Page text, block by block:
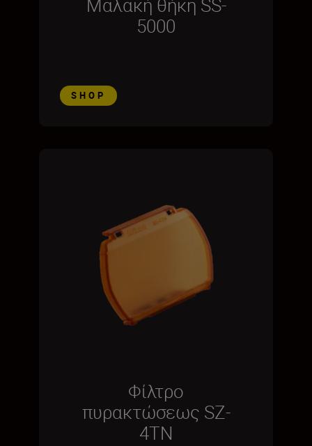
Μαλακή θήκη SS-
5000
SHOP
Φίλτρο
πυρακτώσεως SZ-
4TN